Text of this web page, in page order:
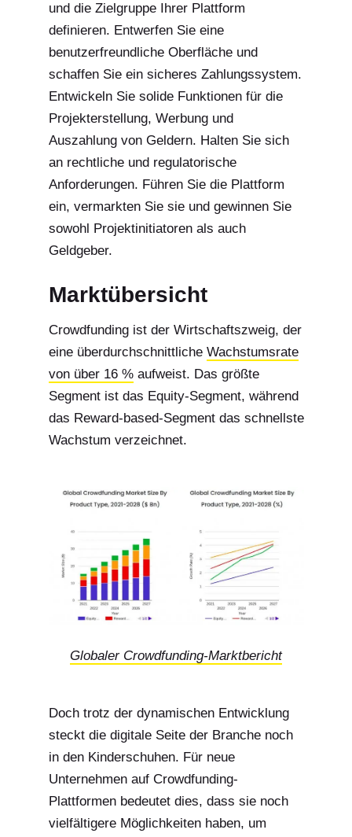
und die Zielgruppe Ihrer Plattform
definieren. Entwerfen Sie eine
benutzerfreundliche Oberfläche und
schaffen Sie ein sicheres Zahlungssystem.
Entwickeln Sie solide Funktionen für die
Projekterstellung, Werbung und
Auszahlung von Geldern. Halten Sie sich
an rechtliche und regulatorische
Anforderungen. Führen Sie die Plattform
ein, vermarkten Sie sie und gewinnen Sie
sowohl Projektinitiatoren als auch
Geldgeber.
Marktübersicht
Crowdfunding ist der Wirtschaftszweig, der
eine überdurchschnittliche Wachstumsrate
von über 16 %aufweist. Das größte
Segment ist das Equity-Segment, während
das Reward-based-Segment das schnellste
Wachstum verzeichnet.
Globaler Crowdfunding-Marktbericht
Doch trotz der dynamischen Entwicklung
steckt die digitale Seite der Branche noch
in den Kinderschuhen. Für neue
Unternehmen auf Crowdfunding-
Plattformen bedeutet dies, dass sie noch
vielfältigere Möglichkeiten haben, um